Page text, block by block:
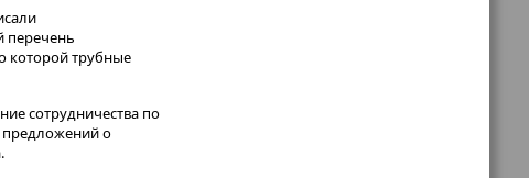
перечень
которой трубные
сотрудничества по
предложений о